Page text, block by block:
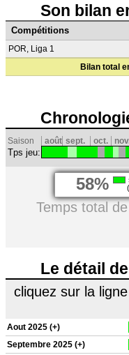
Son bilan
Compétitions
POR, Liga 1
Bilan total
Saison août sept. oct.
Tps jeu:
58%
Temps total
Le détail
cliquez sur la
Aout 2025 (+)
Septembre 2025 (+)